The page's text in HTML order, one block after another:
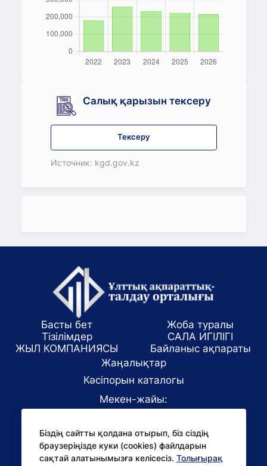
Салық қарызын тексеру
Тексеру
Источник: kgd.gov.kz
Біздің сайтты қолдана отырып, біз сіздің
браузеріңізде куки (cookies) файлдарын
сақтай алатынымызға келісесіз. Толығырақ
Басты бет
Жоба туралы
Тізілімдер
САЛА ИГІЛІГІ
ЖЫЛ КОМПАНИЯСЫ
Байланыс ақпараты
Жаңалықтар
Кәсіпорын каталогы
Мекен-жайы:
E-mail:
office@niac.kz